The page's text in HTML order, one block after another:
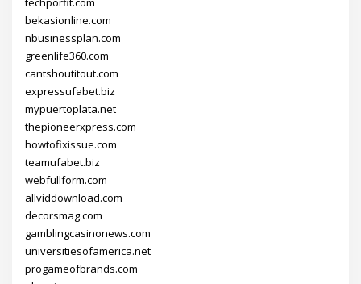
bekasionline.com
nbusinessplan.com
greenlife360.com
cantshoutitout.com
expressufabet.biz
mypuertoplata.net
thepioneerxpress.com
howtofixissue.com
teamufabet.biz
webfullform.com
allviddownload.com
decorsmag.com
gamblingcasinonews.com
universitiesofamerica.net
progameofbrands.com